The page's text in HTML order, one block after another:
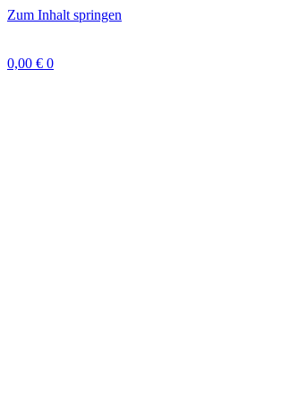
Zum Inhalt springen
0,00 € 0